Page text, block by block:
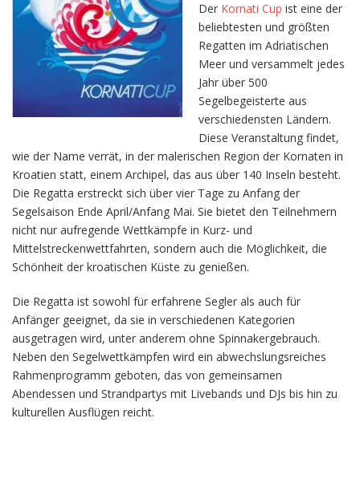
Der Kornati Cup ist eine der
beliebtesten und größten
Regatten im Adriatischen
Meer und versammelt jedes
Jahr über 500
Segelbegeisterte aus
verschiedensten Ländern.
Diese Veranstaltung findet,
wie der Name verrät, in der malerischen Region der Kornaten in
Kroatien statt, einem Archipel, das aus über 140 Inseln besteht.
Die Regatta erstreckt sich über vier Tage zu Anfang der
Segelsaison Ende April/Anfang Mai. Sie bietet den Teilnehmern
nicht nur aufregende Wettkämpfe in Kurz- und
Mittelstreckenwettfahrten, sondern auch die Möglichkeit, die
Schönheit der kroatischen Küste zu genießen.
Die Regatta ist sowohl für erfahrene Segler als auch für
Anfänger geeignet, da sie in verschiedenen Kategorien
ausgetragen wird, unter anderem ohne Spinnakergebrauch.
Neben den Segelwettkämpfen wird ein abwechslungsreiches
Rahmenprogramm geboten, das von gemeinsamen
Abendessen und Strandpartys mit Livebands und DJs bis hin zu
kulturellen Ausflügen reicht.